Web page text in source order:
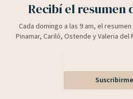
Recibí el resumen
Cada domingo a las 9 am, el
Pinamar, Cariló, Ostende y Valeria del
Suscribirme